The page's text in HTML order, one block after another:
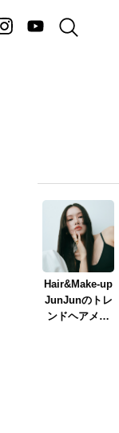
Hair&Make-up
JunJunのトレ
ンドヘアメイ